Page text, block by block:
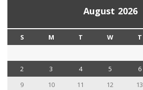
August 2026
S M T W T
2
3 4 5 6
9
10 11 12 13